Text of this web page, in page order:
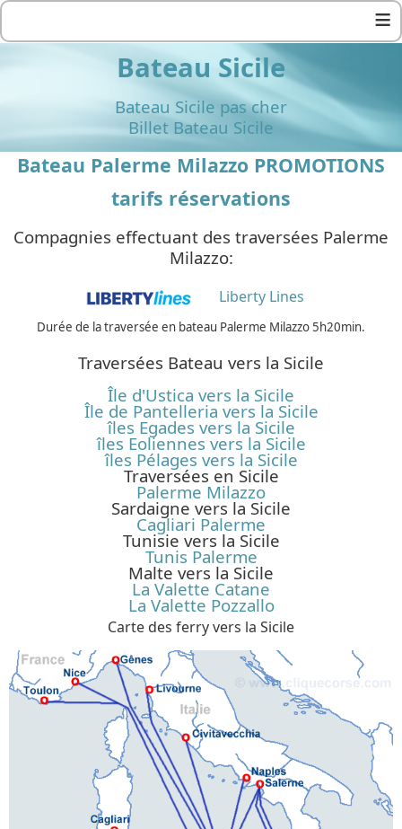
≡
Bateau Sicile
Bateau Sicile pas cher
Billet Bateau Sicile
Bateau Palerme Milazzo PROMOTIONS
tarifs réservations
Compagnies effectuant des traversées Palerme
Milazzo:
Liberty Lines
Durée de la traversée en bateau Palerme Milazzo 5h20min.
Traversées Bateau vers la Sicile
Île d'Ustica vers la Sicile
Île de Pantelleria vers la Sicile
îles Egades vers la Sicile
îles Eoliennes vers la Sicile
îles Pélages vers la Sicile
Traversées en Sicile
Palerme Milazzo
Sardaigne vers la Sicile
Cagliari Palerme
Tunisie vers la Sicile
Tunis Palerme
Malte vers la Sicile
La Valette Catane
La Valette Pozzallo
Carte des ferry vers la Sicile